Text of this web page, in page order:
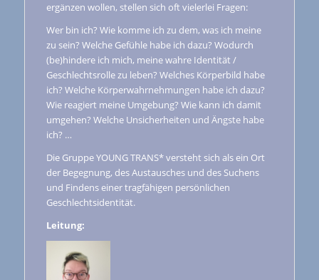
ergänzen wollen, stellen sich oft vielerlei Fragen:
Wer bin ich? Wie komme ich zu dem, was ich meine
zu sein? Welche Gefühle habe ich dazu? Wodurch
(be)hindere ich mich, meine wahre Identität /
Geschlechtsrolle zu leben? Welches Körperbild habe
ich? Welche Körperwahrnehmungen habe ich dazu?
Wie reagiert meine Umgebung? Wie kann ich damit
umgehen? Welche Unsicherheiten und Ängste habe
ich? …
Die Gruppe YOUNG TRANS* versteht sich als ein Ort
der Begegnung, des Austausches und des Suchens
und Findens einer tragfähigen persönlichen
Geschlechtsidentität.
Leitung: